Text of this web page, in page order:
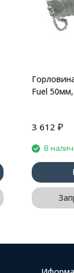
Fuel
3 612 ₽
В